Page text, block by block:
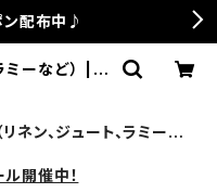
ン配布中♪
ミーなど） | a
リネン、ジュート、ラミーな
開催中！